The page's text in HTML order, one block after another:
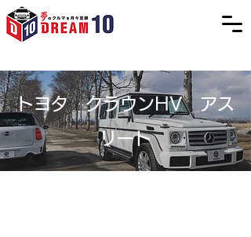
トヨタ クラウンHV アス
リート